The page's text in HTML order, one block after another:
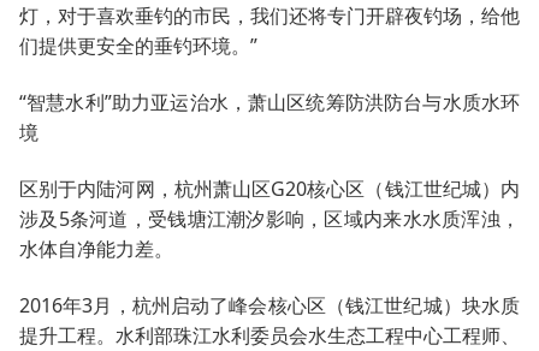
灯，对于喜欢垂钓的市民，我们还将专门开辟夜钓场，给他
们提供更安全的垂钓环境。”
“智慧水利”助力亚运治水，萧山区统筹防洪防台与水质水环
境
区别于内陆河网，杭州萧山区G20核心区（钱江世纪城）内
涉及5条河道，受钱塘江潮汐影响，区域内来水水质浑浊，
水体自净能力差。
2016年3月，杭州启动了峰会核心区（钱江世纪城）块水质
提升工程。水利部珠江水利委员会水生态工程中心工程师、